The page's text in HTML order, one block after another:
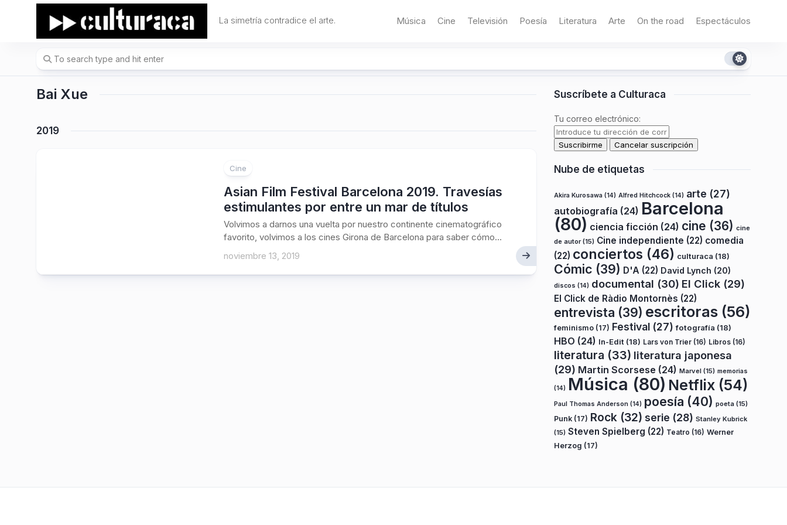
La simetría contradice el arte. Música Cine Televisión Poesía Literatura Arte On the road Espectáculos
Bai Xue
2019
Cine
Asian Film Festival Barcelona 2019. Travesías
estimulantes por entre un mar de títulos
Volvimos a darnos una vuelta por nuestro continente cinematográfico
favorito, volvimos a los cines Girona de Barcelona para saber cómo...
noviembre 13, 2019
Suscríbete a Culturaca
Tu correo electrónico:
Nube de etiquetas
Akira Kurosawa (14) Alfred Hitchcock (14) arte (27)
autobiografía (24) Barcelona
(80) ciencia ficción (24) cine (36) cine
de autor(15) Cine independiente (22) comedia
(22) conciertos (46) culturaca (18)
Cómic (39) D'A (22) David Lynch (20)
discos (14) documental (30) El Click (29)
El Click de Ràdio Montornès (22)
entrevista (39) escritoras (56)
feminismo (17) Festival (27) fotografía (18)
HBO (24) In-Edit (18) Lars von Trier (16) Libros (16)
literatura (33) literatura japonesa
(29) Martin Scorsese (24) Marvel (15) memorias
(14) Música (80) Netflix (54)
Paul Thomas Anderson (14) poesía (40) poeta (15)
Punk (17) Rock (32) serie (28) Stanley Kubrick
(15) Steven Spielberg (22) Teatro (16) Werner
Herzog (17)